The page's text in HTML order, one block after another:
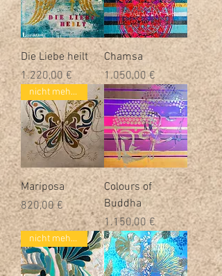
Die Liebe heilt
Preis
1.220,00 €
Chamsa
Preis
1.050,00 €
nicht mehr verfügbar
Mariposa
Preis
820,00 €
Colours of
Buddha
Preis
1.150,00 €
nicht mehr verfügbar